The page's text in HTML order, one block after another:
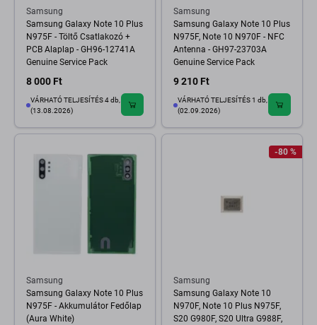
Samsung
Samsung Galaxy Note 10 Plus
N975F - Töltő Csatlakozó +
PCB Alaplap - GH96-12741A
Genuine Service Pack
8 000 Ft
VÁRHATÓ TELJESÍTÉS 4 db,
(13.08.2026)
Samsung
Samsung Galaxy Note 10 Plus
N975F, Note 10 N970F - NFC
Antenna - GH97-23703A
Genuine Service Pack
9 210 Ft
VÁRHATÓ TELJESÍTÉS 1 db,
(02.09.2026)
Samsung
Samsung Galaxy Note 10 Plus
N975F - Akkumulátor Fedőlap
(Aura White)
-80 %
Samsung
Samsung Galaxy Note 10
N970F, Note 10 Plus N975F,
S20 G980F, S20 Ultra G988F,